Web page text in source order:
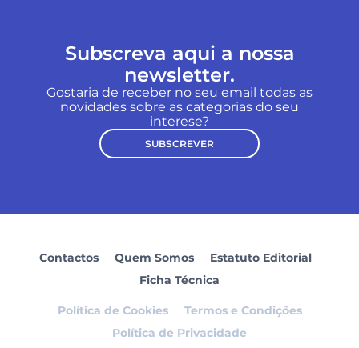
Subscreva aqui a nossa
newsletter.
Gostaria de receber no seu email todas as
novidades sobre as categorias do seu
interese?
SUBSCREVER
Contactos Quem Somos
Estatuto Editorial
Ficha Técnica
Política de Cookies
Termos e Condições
Política de Privacidade